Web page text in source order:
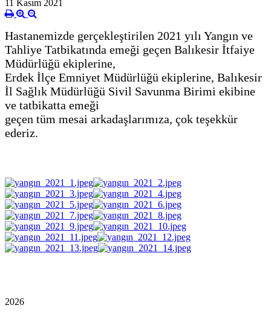
11 Kasım 2021
Hastanemizde gerçekleştirilen 2021 yılı Yangın ve
Tahliye Tatbikatında emeği geçen Balıkesir İtfaiye
Müdürlüğü ekiplerine,
Erdek İlçe Emniyet Müdürlüğü ekiplerine, Balıkesir
İl Sağlık Müdürlüğü Sivil Savunma Birimi ekibine
ve tatbikatta emeği
geçen tüm mesai arkadaşlarımıza, çok teşekkür
ederiz.
2026